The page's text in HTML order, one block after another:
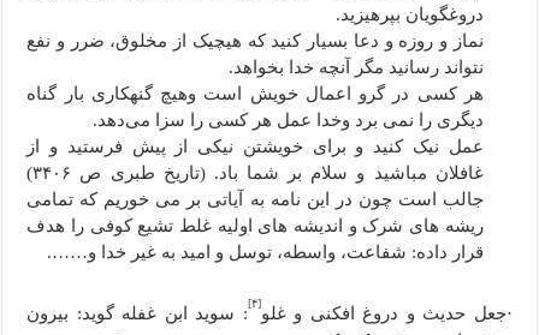
دروغگویان بپرهیزید.
نماز و روزه و دعا بسیار کنید که هیچیک از مخلوق، ضرر و نفع
نتواند رسانید مگر آنچه خدا بخواهد.
هر کسی در گرو اعمال خویش است وهیچ گنهکاری بار گناه
دیگری را نمی برد وخدا عمل هر کسی را سزا می‌دهد.
عمل نیک کنید و برای خویشتن نیکی از پیش فرستید و از
غافلان مباشید و سلام بر شما باد. (تاریخ طبری ص ۳۴۰۶)
جالب است چون در این نامه به آیاتی بر می خوریم که تمامی
ریشه های شرک و اندیشه های اولیه غلط تشیع کوفی را هدف
قرار داده: شفاعت، واسطه، توسل و امید به غیر خدا و…….
·جعل حدیث و دروغ افکنی و غلو
[۴]
: سوید ابن غفله گوید: بیرون